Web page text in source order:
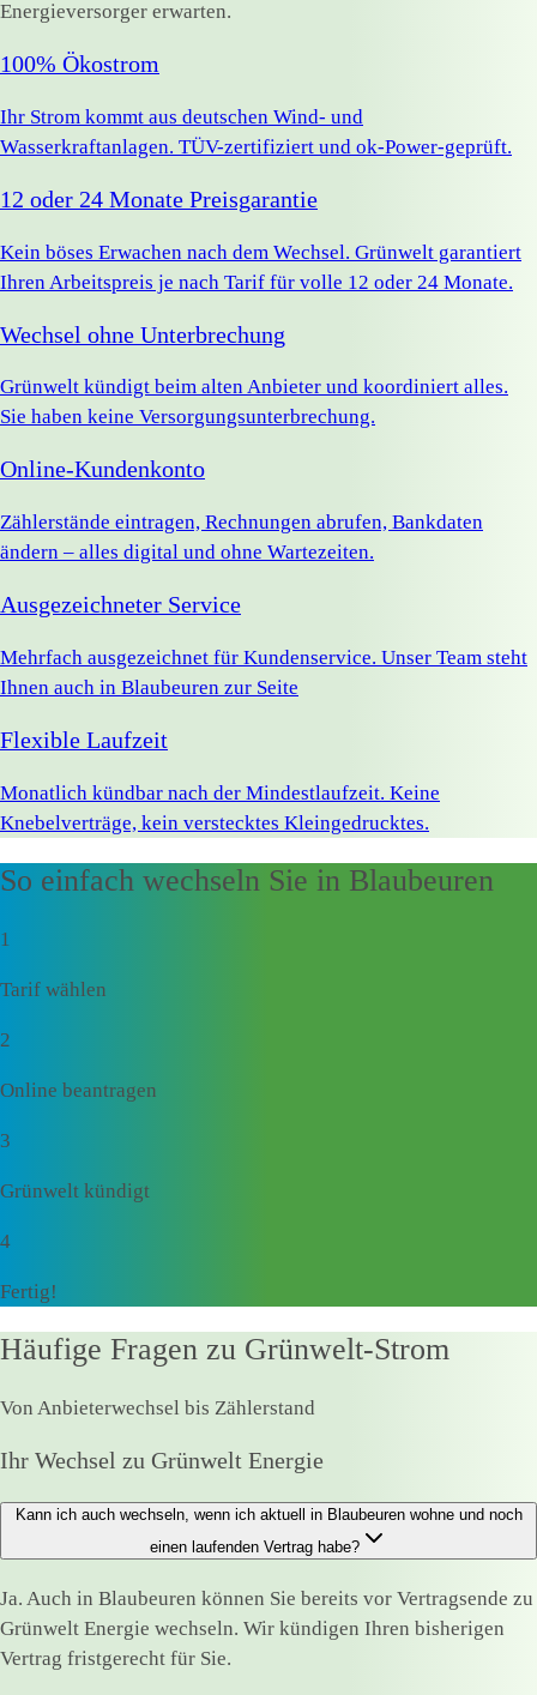
Energieversorger erwarten.
100% Ökostrom
Ihr Strom kommt aus deutschen Wind- und
Wasserkraftanlagen. TÜV-zertifiziert und ok-Power-geprüft.
12 oder 24 Monate Preisgarantie
Kein böses Erwachen nach dem Wechsel. Grünwelt garantiert
Ihren Arbeitspreis je nach Tarif für volle 12 oder 24 Monate.
Wechsel ohne Unterbrechung
Grünwelt kündigt beim alten Anbieter und koordiniert alles.
Sie haben keine Versorgungsunterbrechung.
Online-Kundenkonto
Zählerstände eintragen, Rechnungen abrufen, Bankdaten
ändern – alles digital und ohne Wartezeiten.
Ausgezeichneter Service
Mehrfach ausgezeichnet für Kundenservice. Unser Team steht
Ihnen auch in Blaubeuren zur Seite
Flexible Laufzeit
Monatlich kündbar nach der Mindestlaufzeit. Keine
Knebelverträge, kein verstecktes Kleingedrucktes.
So einfach wechseln Sie in Blaubeuren
1
Tarif wählen
2
Online beantragen
3
Grünwelt kündigt
4
Fertig!
Häufige Fragen zu Grünwelt-Strom
Von Anbieterwechsel bis Zählerstand
Ihr Wechsel zu Grünwelt Energie
Kann ich auch wechseln, wenn ich aktuell in Blaubeuren wohne und noch
einen laufenden Vertrag habe?
Ja. Auch in Blaubeuren können Sie bereits vor Vertragsende zu
Grünwelt Energie wechseln. Wir kündigen Ihren bisherigen
Vertrag fristgerecht für Sie.